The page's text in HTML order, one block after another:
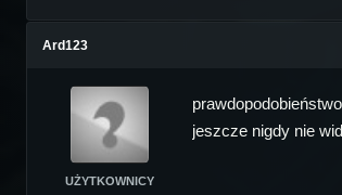
Ard123
UŻYTKOWNICY
jeszcze nigdy nie